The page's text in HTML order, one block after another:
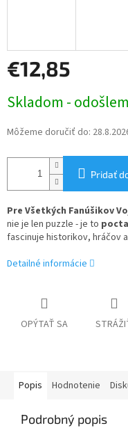
€12,85
cena:
Skladom -
Môžeme doručiť do:
Pridať
Pre Všetkých Fanúšikov
nie je len puzzle - je to
fascinuje historikov, hráčov
Detailné informácie
OPÝTAŤ SA
Popis Hodnotenie
Podrobný popis